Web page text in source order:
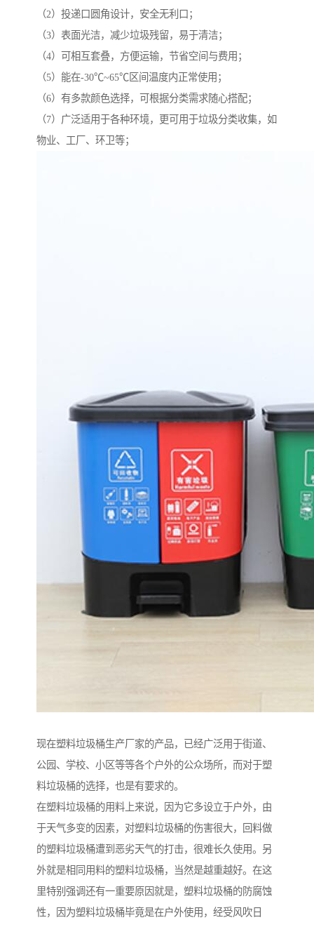
（2）投递口圆角设计，安全无利口；
（3）表面光洁，减少垃圾残留，易于清洁；
（4）可相互套叠，方便运输，节省空间与费用；
（5）能在-30℃~65℃区间温度内正常使用；
（6）有多款颜色选择，可根据分类需求随心搭配；
（7）广泛适用于各种环境，更可用于垃圾分类收集，如
物业、工厂、环卫等；
现在塑料垃圾桶生产厂家的产品，已经广泛用于街道、
公园、学校、小区等等各个户外的公众场所，而对于塑
料垃圾桶的选择，也是有要求的。
在塑料垃圾桶的用料上来说，因为它多设立于户外，由
于天气多变的因素，对塑料垃圾桶的伤害很大，回料做
的塑料垃圾桶遭到恶劣天气的打击，很难长久使用。另
外就是相同用料的塑料垃圾桶，当然是越重越好。在这
里特别强调还有一重要原因就是，塑料垃圾桶的防腐蚀
性，因为塑料垃圾桶毕竟是在户外使用，经受风吹日